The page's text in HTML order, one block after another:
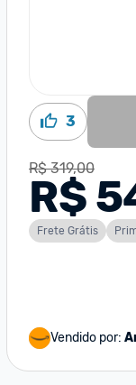
3
R$ 319,00
R$
Frete Grátis
Vendido por: